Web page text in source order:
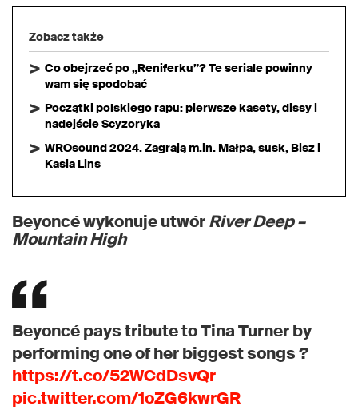
Zobacz także
Co obejrzeć po „Reniferku”? Te seriale powinny
wam się spodobać
Początki polskiego rapu: pierwsze kasety, dissy i
nadejście Scyzoryka
WROsound 2024. Zagrają m.in. Małpa, susk, Bisz i
Kasia Lins
Beyoncé wykonuje utwórRiver Deep –
Mountain High
Beyoncé pays tribute to Tina Turner by
performing one of her biggest songs ?
https://t.co/52WCdDsvQr
pic.twitter.com/1oZG6kwrGR